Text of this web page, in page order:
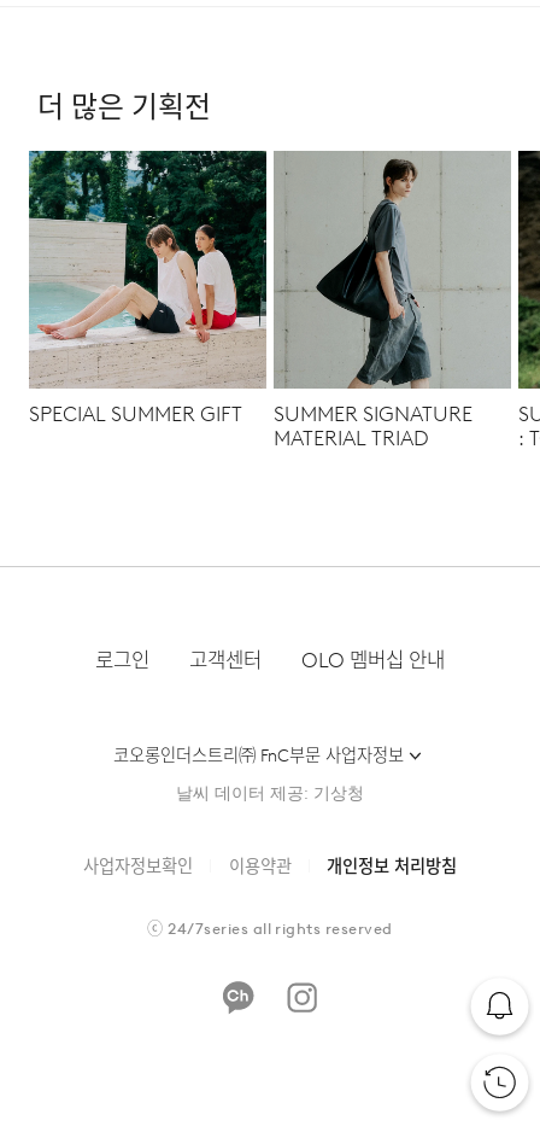
더 많은 기획전
SPECIAL SUMMER GIFT
SUMMER SIGNATURE
MATERIAL TRIAD
:
로그인 고객센터 OLO 멤버십 안내
코오롱인더스트리㈜ FnC부문 사업자정보
날씨 데이터 제공: 기상청
사업자정보확인 이용약관 개인정보 처리방침
ⓒ24/7series all rights reserved